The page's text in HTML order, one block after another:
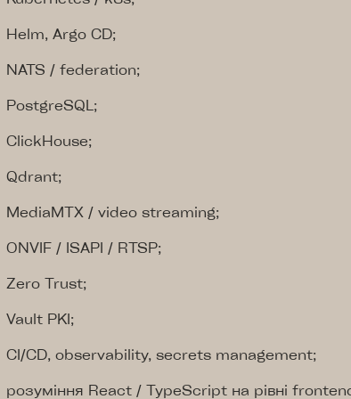
Helm, Argo CD;
NATS / federation;
PostgreSQL;
ClickHouse;
Qdrant;
MediaMTX / video streaming;
ONVIF / ISAPI / RTSP;
Zero Trust;
Vault PKI;
CI/CD, observability, secrets management;
розуміння React / TypeScript на рівні